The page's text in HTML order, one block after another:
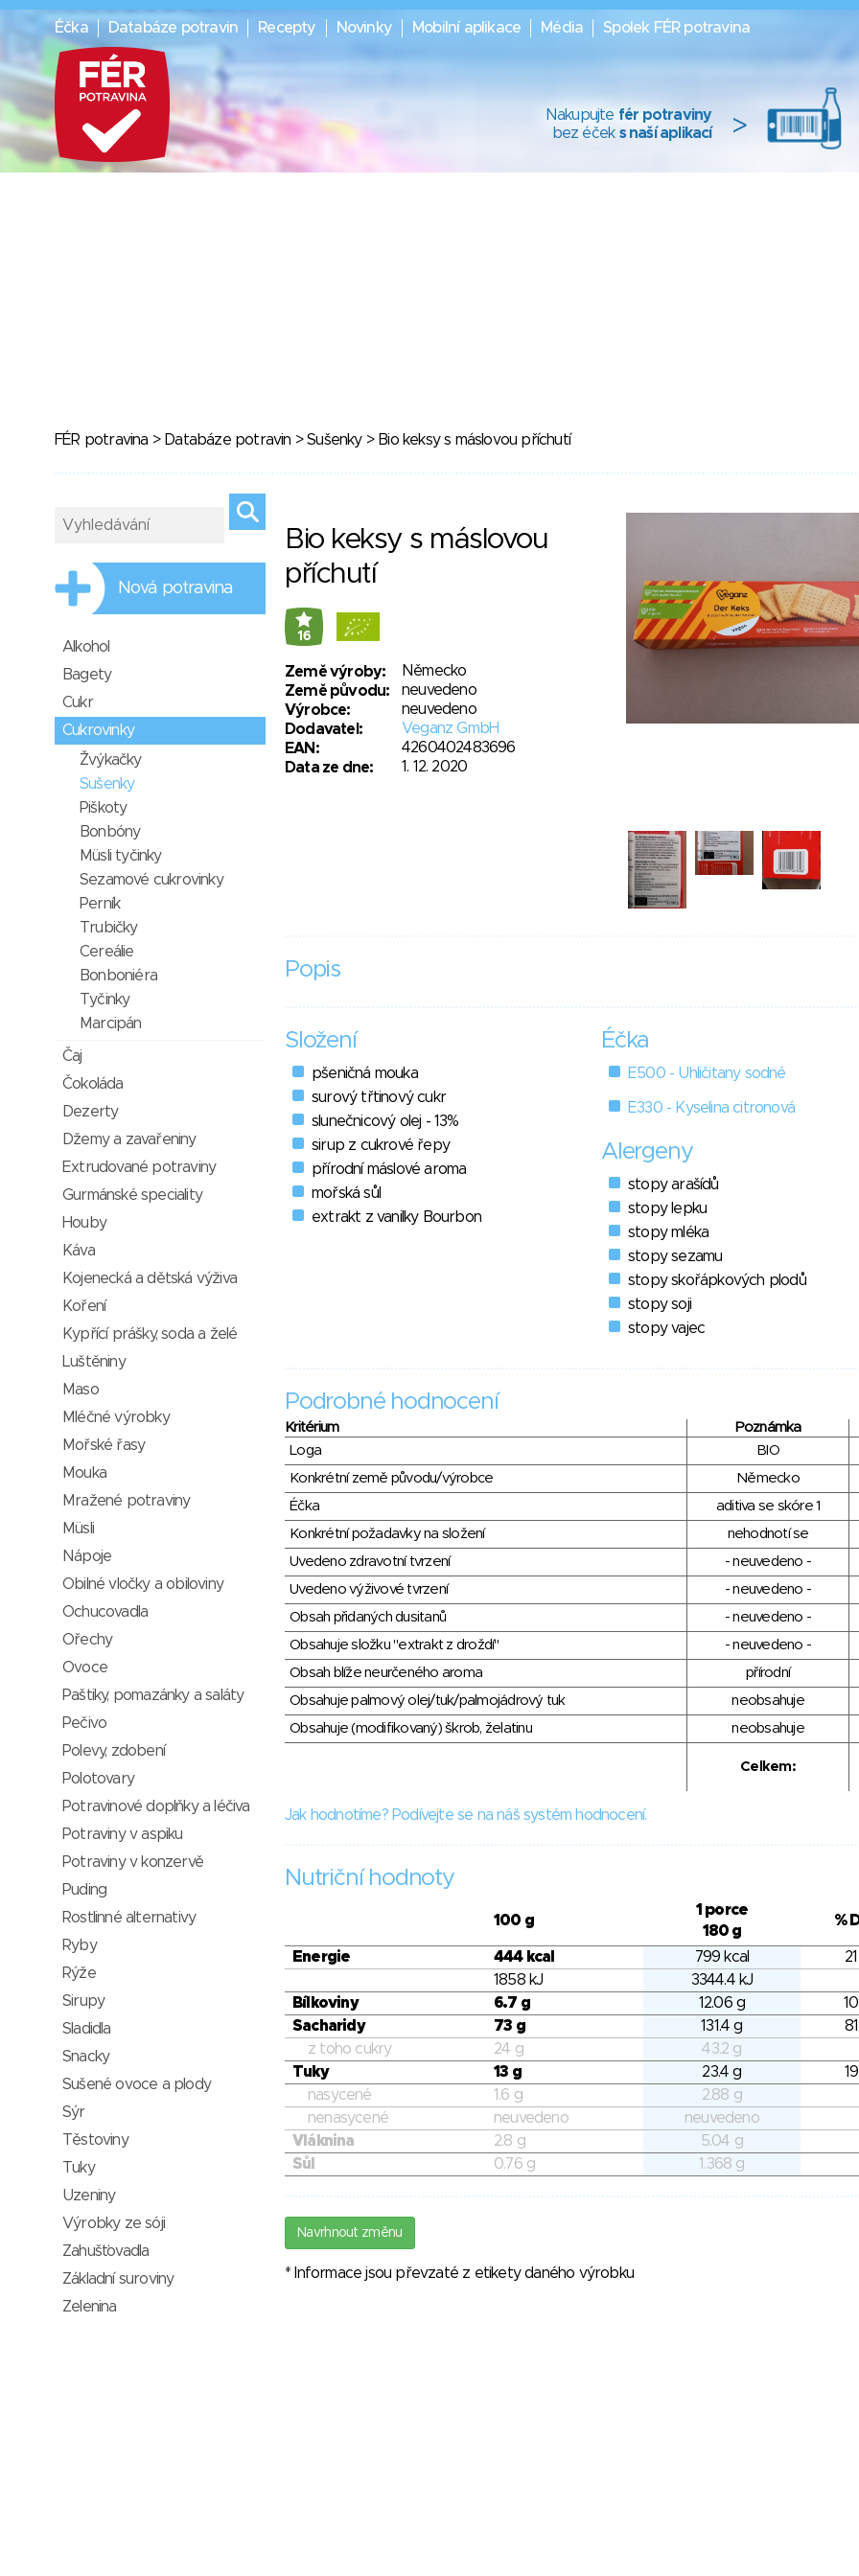
Éčka Databáze potravin Recepty Novinky Mobilní aplikace Média Spolek FÉR potravina
Nakupujte fér potraviny
bez éček s naší aplikací >
FÉR potravina > Databáze potravin >Sušenky> Bio keksy s máslovou příchutí
Bio keksy s máslovou
příchutí
16
Země výroby:
Německo
Země původu:
neuvedeno
Výrobce:
neuvedeno
Dodavatel:
Veganz GmbH
EAN:
4260402483696
Data ze dne:
1. 12. 2020
Popis
Složení
pšeničná mouka
surový třtinový cukr
slunečnicový olej - 13%
sirup z cukrové řepy
přírodní máslové aroma
mořská sůl
extrakt z vanilky Bourbon
Éčka
E500 - Uhličitany sodné
E330 - Kyselina citronová
Alergeny
stopy arašídů
stopy lepku
stopy mléka
stopy sezamu
stopy skořápkových plodů
stopy soji
stopy vajec
Podrobné hodnocení
Kritérium Poznámka
Loga
BIO
Konkrétní země původu/výrobce
Německo
Éčka
aditiva se skóre 1
Konkrétní požadavky na složení
nehodnotí se
Uvedeno zdravotní tvrzení
- neuvedeno -
Uvedeno výživové tvrzení
- neuvedeno -
Obsah přidaných dusitanů
- neuvedeno -
Obsahuje složku "extrakt z droždí"
- neuvedeno -
Obsah blíže neurčeného aroma
přírodní
Obsahuje palmový olej/tuk/palmojádrový tuk
neobsahuje
Obsahuje (modifikovaný) škrob, želatinu
neobsahuje
Celkem:
Jak hodnotíme? Podívejte se na náš systém hodnocení.
Nutriční hodnoty
100 g
1 porce
180 g
%
Energie 444 kcal 799 kcal
1858 kJ
3344.4 kJ
Bílkoviny
6.7 g 12.06 g
Sacharidy
73 g 131.4 g
z toho cukry
24 g
43.2 g
Tuky
13 g 23.4 g
nasycené
1.6 g
2.88 g
nenasycené
neuvedeno
neuvedeno
Vláknina
2.8 g
5.04 g
Sůl
0.76 g 1.368 g
Navrhnout změnu
* Informace jsou převzaté z etikety daného výrobku
Nová potravina
Alkohol
Bagety
Cukr
Cukrovinky
Žvýkačky
Sušenky
Piškoty
Bonbóny
Müsli tyčinky
Sezamové cukrovinky
Perník
Trubičky
Cereálie
Bonboniéra
Tyčinky
Marcipán
Čaj
Čokoláda
Dezerty
Džemy a zavařeniny
Extrudované potraviny
Gurmánské speciality
Houby
Káva
Kojenecká a dětská výživa
Koření
Kypřící prášky, soda a želé
Luštěniny
Maso
Mléčné výrobky
Mořské řasy
Mouka
Mražené potraviny
Müsli
Nápoje
Obilné vločky a obiloviny
Ochucovadla
Ořechy
Ovoce
Paštiky, pomazánky a saláty
Pečivo
Polevy, zdobení
Polotovary
Potravinové doplňky a léčiva
Potraviny v aspiku
Potraviny v konzervě
Puding
Rostlinné alternativy
Ryby
Rýže
Sirupy
Sladidla
Snacky
Sušené ovoce a plody
Sýr
Těstoviny
Tuky
Uzeniny
Výrobky ze sóji
Zahušťovadla
Základní suroviny
Zelenina